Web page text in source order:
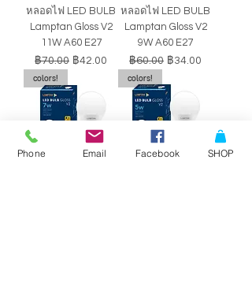
หลอดไฟ LED BULB
Lamptan Gloss V2
11W A60 E27
ราคาปกติ
฿70.00 ราคาขายลด
฿42.00
หลอดไฟ LED BULB
Lamptan Gloss V2
9W A60 E27
ราคาปกติ
฿60.00 ราคาขายลด
฿34.00
colors!
colors!
Phone Email Facebook SHOP